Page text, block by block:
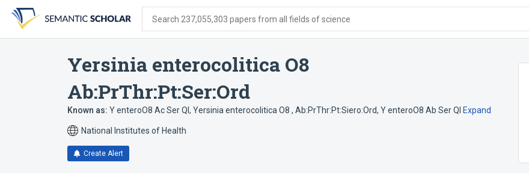
search
form
content
account
menu
Search 237,055,303 papers from all fields of science
Yersinia enterocolitica O8
Ab:PrThr:Pt:Ser:Ord
Known as: Y enteroO8 Ac Ser Ql , Yersinia enterocolitica O8 , Ab:PrThr:Pt:Siero:Ord, Y enteroO8 Ab Ser Ql Expand
National Institutes of Health
Create Alert